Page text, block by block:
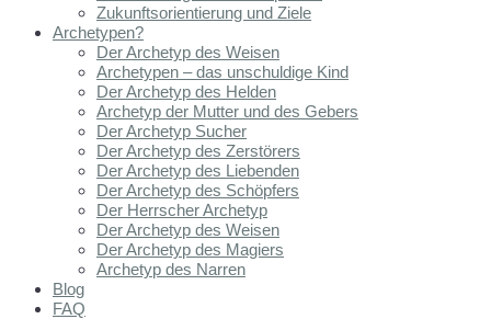
Zukunftsorientierung und Ziele
Archetypen?
Der Archetyp des Weisen
Archetypen – das unschuldige Kind
Der Archetyp des Helden
Archetyp der Mutter und des Gebers
Der Archetyp Sucher
Der Archetyp des Zerstörers
Der Archetyp des Liebenden
Der Archetyp des Schöpfers
Der Herrscher Archetyp
Der Archetyp des Weisen
Der Archetyp des Magiers
Archetyp des Narren
Blog
FAQ